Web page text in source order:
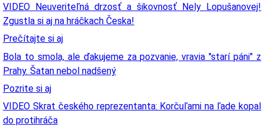
VIDEO Neuveriteľná drzosť a šikovnosť Nely Lopušanovej!
Zgustla si aj na hráčkach Česka!
Prečítajte si aj
Bola to smola, ale ďakujeme za pozvanie, vravia "starí páni" z
Prahy. Šatan nebol nadšený
Pozrite si aj
VIDEO Skrat českého reprezentanta: Korčuľami na ľade kopal
do protihráča